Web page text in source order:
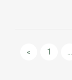
« 1 ...